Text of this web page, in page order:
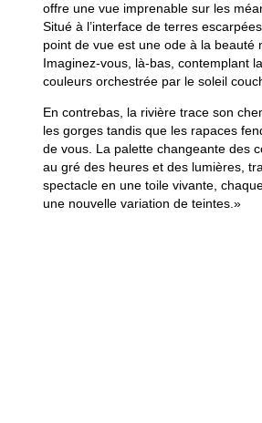
offre une vue imprenable sur les
Situé à l’interface de terres
point de vue est une ode à la beauté
Imaginez-vous, là-bas, contemplant
couleurs orchestrée par le soleil
En contrebas, la rivière trace son
les gorges tandis que les rapaces
de vous. La palette changeante des
au gré des heures et des lumières,
spectacle en une toile vivante,
une nouvelle variation de teintes.»